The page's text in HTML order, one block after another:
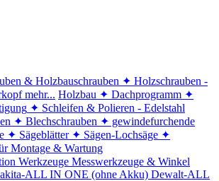
& Holzbauschrauben ✦ Holzschrauben -
mehr... Holzbau ✦ Dachprogramm ✦
✦ Schleifen & Polieren - Edelstahl
✦ Blechschrauben ✦ gewindefurchende
✦ Sägeblätter ✦ Sägen-Lochsäge ✦
Montage & Wartung
Werkzeuge Messwerkzeuge & Winkel
ALL IN ONE (ohne Akku) Dewalt-ALL